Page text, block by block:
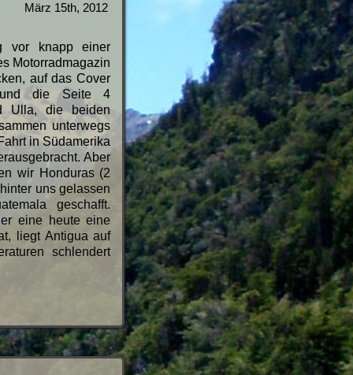
März 15th, 2012
vor knapp einer
Motorradmagazin
auf das Cover
und die Seite 4
Ulla, die beiden
unterwegs
in Südamerika
Aber
wir Honduras (2
uns gelassen
geschafft.
eine heute eine
liegt Antigua auf
schlendert